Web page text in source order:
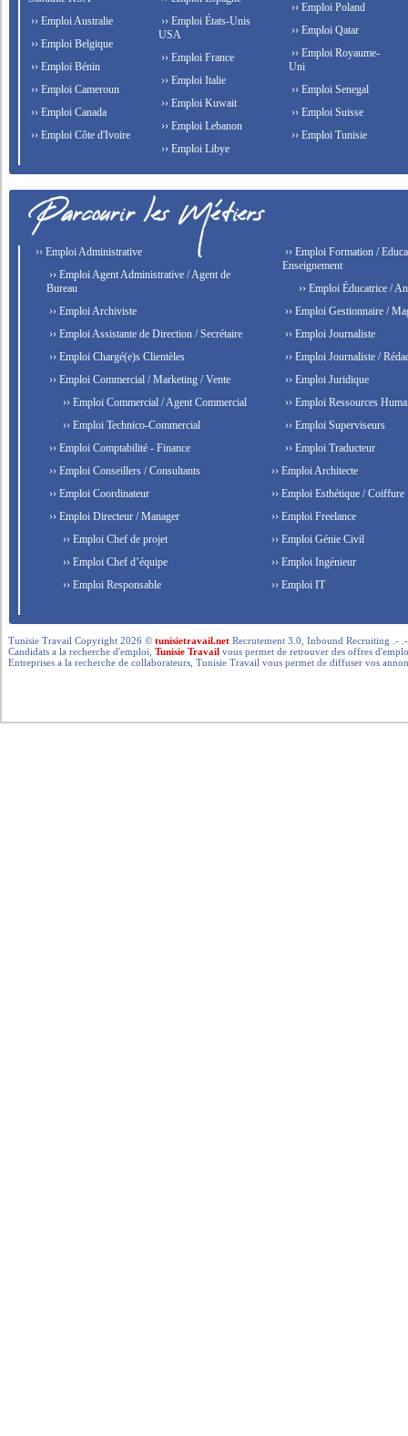
›› Emploi Australie
›› Emploi Belgique
›› Emploi Bénin
›› Emploi Cameroun
›› Emploi Canada
›› Emploi Côte d'Ivoire
›› Emploi États-Unis
USA
›› Emploi France
›› Emploi Italie
›› Emploi Kuwait
›› Emploi Lebanon
›› Emploi Libye
›› Emploi Poland
›› Emploi Qatar
›› Emploi Royaume-
Uni
›› Emploi Senegal
›› Emploi Suisse
›› Emploi Tunisie
›› Emploi Administrative
›› Emploi Agent Administrative / Agent de
Bureau
›› Emploi Archiviste
›› Emploi Assistante de Direction / Secrétaire
›› Emploi Chargé(e)s Clientèles
›› Emploi Commercial / Marketing / Vente
›› Emploi Commercial / Agent Commercial
›› Emploi Technico-Commercial
›› Emploi Comptabilité - Finance
›› Emploi Conseillers / Consultants
›› Emploi Coordinateur
›› Emploi Directeur / Manager
›› Emploi Chef de projet
›› Emploi Chef d’équipe
›› Emploi Responsable
›› Emploi Formation /
Enseignement
›› Emploi Éducatrice /
›› Emploi Gestionnaire /
›› Emploi Journaliste
›› Emploi Journaliste /
›› Emploi Juridique
›› Emploi Ressources
›› Emploi Superviseurs
›› Emploi Traducteur
›› Emploi Architecte
›› Emploi Esthétique / Coiffure
›› Emploi Freelance
›› Emploi Génie Civil
›› Emploi Ingénieur
›› Emploi IT
Tunisie Travail Copyright 2026 ©tunisietravail.net Recrutement 3.0, Inbound Recruiting .-
Candidats a la recherche d'emploi,Tunisie Travail vous permet de retrouver des offres
Entreprises a la recherche de collaborateurs, Tunisie Travail vous permet de diffuser vos